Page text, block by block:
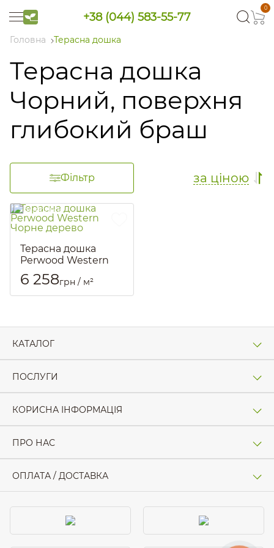
+38 (044) 583-55-77
0
Головна Терасна дошка
Терасна дошка
Чорний, поверхня
глибокий браш
за ціною
Фільтр
Терасна дошка
Perwood Western
Чорне дерево
Артикул:: 3016
6 258грн / м²
КАТАЛОГ
ПОСЛУГИ
КОРИСНА ІНФОРМАЦІЯ
ПРО НАС
ОПЛАТА / ДОСТАВКА